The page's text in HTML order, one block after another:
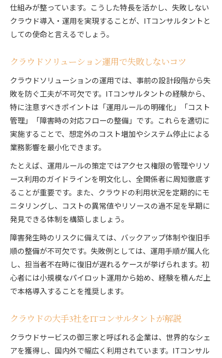
仕組みが整っています。こうした特長を活かし、失敗しない
クラウド導入・運用を実現することが、ITコンサルタントと
しての使命と言えるでしょう。
クラウドソリューション運用で失敗しないコツ
クラウドソリューションの運用では、事前の設計段階から失
敗を防ぐ工夫が不可欠です。ITコンサルタントの経験から、
特に注意すべきポイントは「運用ルールの明確化」「コスト
管理」「障害時の対応フローの整備」です。これらを適切に
実施することで、想定外のコスト増加やシステム停止による
業務影響を最小化できます。
たとえば、運用ルールの策定ではアクセス権限の管理やリソ
ース利用のガイドラインを明文化し、全関係者に周知徹底す
ることが重要です。また、クラウドの利用状況を定期的にモ
ニタリングし、コストの異常値やリソースの過不足を早期に
発見できる体制を構築しましょう。
障害発生時のリスクに備えては、バックアップ体制や復旧手
順の整備が不可欠です。失敗例としては、運用手順が属人化
し、担当者不在時に復旧が遅れるケースが挙げられます。初
心者には小規模なパイロット運用から始め、経験を積んだ上
で本格導入することを推奨します。
クラウドの大手3社をITコンサルタントが解説
クラウドサービスの御三家と呼ばれる企業は、世界的なシェ
アを獲得し、国内外で幅広く利用されています。ITコンサル